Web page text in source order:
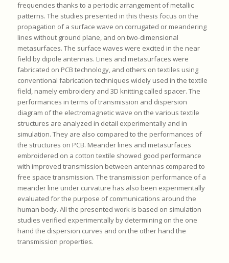
frequencies thanks to a periodic arrangement of metallic
patterns. The studies presented in this thesis focus on the
propagation of a surface wave on corrugated or meandering
lines without ground plane, and on two-dimensional
metasurfaces. The surface waves were excited in the near
field by dipole antennas. Lines and metasurfaces were
fabricated on PCB technology, and others on textiles using
conventional fabrication techniques widely used in the textile
field, namely embroidery and 3D knitting called spacer. The
performances in terms of transmission and dispersion
diagram of the electromagnetic wave on the various textile
structures are analyzed in detail experimentally and in
simulation. They are also compared to the performances of
the structures on PCB. Meander lines and metasurfaces
embroidered on a cotton textile showed good performance
with improved transmission between antennas compared to
free space transmission. The transmission performance of a
meander line under curvature has also been experimentally
evaluated for the purpose of communications around the
human body. All the presented work is based on simulation
studies verified experimentally by determining on the one
hand the dispersion curves and on the other hand the
transmission properties.